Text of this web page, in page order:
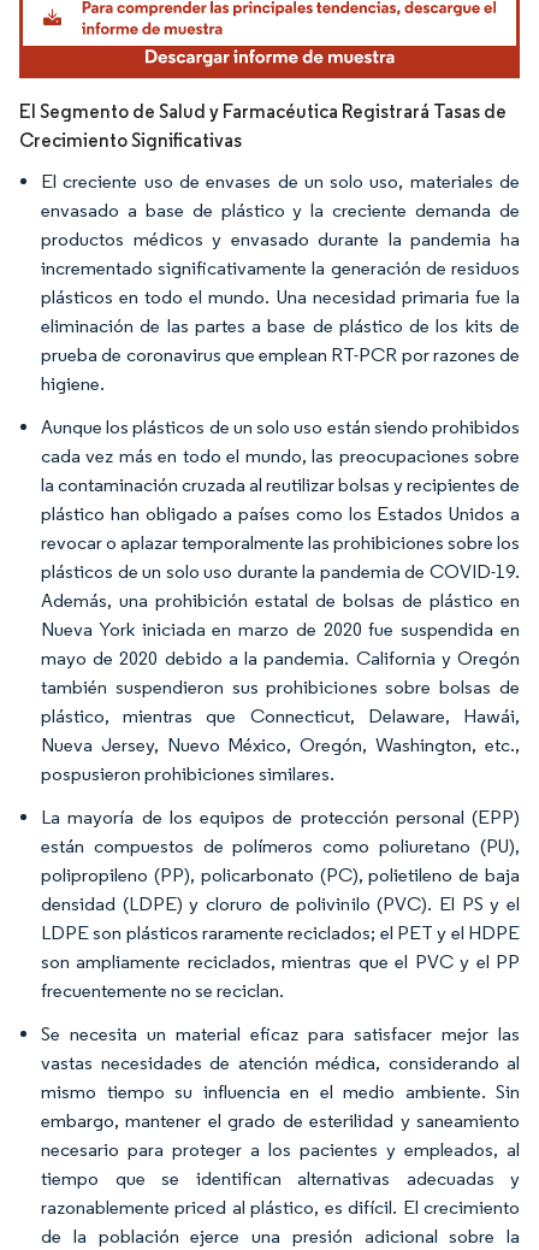
El Segmento de Salud y Farmacéutica Registrará Tasas de
Crecimiento Significativas
El creciente uso de envases de un solo uso, materiales de
envasado a base de plástico y la creciente demanda de
productos médicos y envasado durante la pandemia ha
incrementado significativamente la generación de residuos
plásticos en todo el mundo. Una necesidad primaria fue la
eliminación de las partes a base de plástico de los kits de
prueba de coronavirus que emplean RT-PCR por razones de
higiene.
Aunque los plásticos de un solo uso están siendo prohibidos
cada vez más en todo el mundo, las preocupaciones sobre
la contaminación cruzada al reutilizar bolsas y recipientes de
plástico han obligado a países como los Estados Unidos a
revocar o aplazar temporalmente las prohibiciones sobre los
plásticos de un solo uso durante la pandemia de COVID-19.
Además, una prohibición estatal de bolsas de plástico en
Nueva York iniciada en marzo de 2020 fue suspendida en
mayo de 2020 debido a la pandemia. California y Oregón
también suspendieron sus prohibiciones sobre bolsas de
plástico, mientras que Connecticut, Delaware, Hawái,
Nueva Jersey, Nuevo México, Oregón, Washington, etc.,
pospusieron prohibiciones similares.
La mayoría de los equipos de protección personal (EPP)
están compuestos de polímeros como poliuretano (PU),
polipropileno (PP), policarbonato (PC), polietileno de baja
densidad (LDPE) y cloruro de polivinilo (PVC). El PS y el
LDPE son plásticos raramente reciclados; el PET y el HDPE
son ampliamente reciclados, mientras que el PVC y el PP
frecuentemente no se reciclan.
Se necesita un material eficaz para satisfacer mejor las
vastas necesidades de atención médica, considerando al
mismo tiempo su influencia en el medio ambiente. Sin
embargo, mantener el grado de esterilidad y saneamiento
necesario para proteger a los pacientes y empleados, al
tiempo que se identifican alternativas adecuadas y
razonablemente priced al plástico, es difícil. El crecimiento
de la población ejerce una presión adicional sobre la